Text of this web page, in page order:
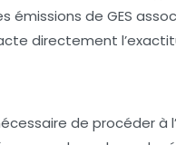
émissions de GES
directement
de procéder à